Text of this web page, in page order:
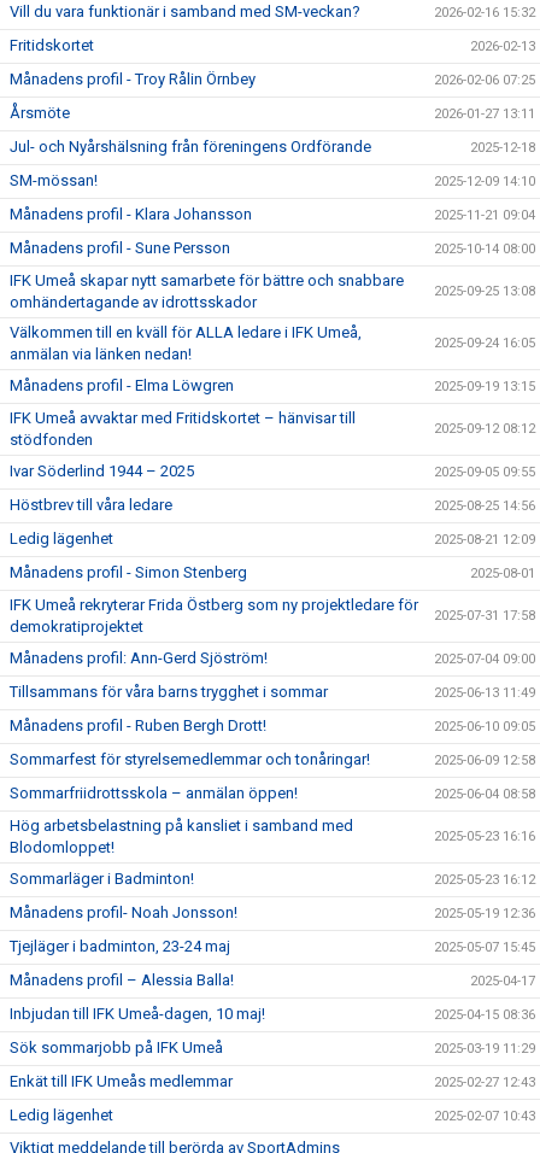
Vill du vara funktionär i samband med SM-veckan? 2026-02-16 15:32
Fritidskortet 2026-02-13
Månadens profil - Troy Rålin Örnbey 2026-02-06 07:25
Årsmöte 2026-01-27 13:11
Jul- och Nyårshälsning från föreningens Ordförande 2025-12-18
SM-mössan! 2025-12-09 14:10
Månadens profil - Klara Johansson 2025-11-21 09:04
Månadens profil - Sune Persson 2025-10-14 08:00
IFK Umeå skapar nytt samarbete för bättre och snabbare
omhändertagande av idrottsskador
2025-09-25 13:08
Välkommen till en kväll för ALLA ledare i IFK Umeå,
anmälan via länken nedan!
2025-09-24 16:05
Månadens profil - Elma Löwgren 2025-09-19 13:15
IFK Umeå avvaktar med Fritidskortet – hänvisar till
stödfonden
2025-09-12 08:12
Ivar Söderlind 1944 – 2025 2025-09-05 09:55
Höstbrev till våra ledare 2025-08-25 14:56
Ledig lägenhet 2025-08-21 12:09
Månadens profil - Simon Stenberg 2025-08-01
IFK Umeå rekryterar Frida Östberg som ny projektledare för
demokratiprojektet
2025-07-31 17:58
Månadens profil: Ann-Gerd Sjöström! 2025-07-04 09:00
Tillsammans för våra barns trygghet i sommar 2025-06-13 11:49
Månadens profil - Ruben Bergh Drott! 2025-06-10 09:05
Sommarfest för styrelsemedlemmar och tonåringar! 2025-06-09 12:58
Sommarfriidrottsskola – anmälan öppen! 2025-06-04 08:58
Hög arbetsbelastning på kansliet i samband med
Blodomloppet!
2025-05-23 16:16
Sommarläger i Badminton! 2025-05-23 16:12
Månadens profil- Noah Jonsson! 2025-05-19 12:36
Tjejläger i badminton, 23-24 maj 2025-05-07 15:45
Månadens profil – Alessia Balla! 2025-04-17
Inbjudan till IFK Umeå-dagen, 10 maj! 2025-04-15 08:36
Sök sommarjobb på IFK Umeå 2025-03-19 11:29
Enkät till IFK Umeås medlemmar 2025-02-27 12:43
Ledig lägenhet 2025-02-07 10:43
Viktigt meddelande till berörda av SportAdmins